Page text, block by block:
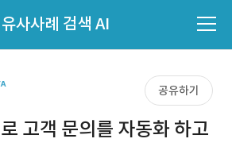
유사사례 검색 AI
공유하기
고객 문의를 자동화 하고